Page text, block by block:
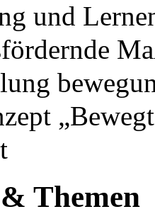
und
Themen